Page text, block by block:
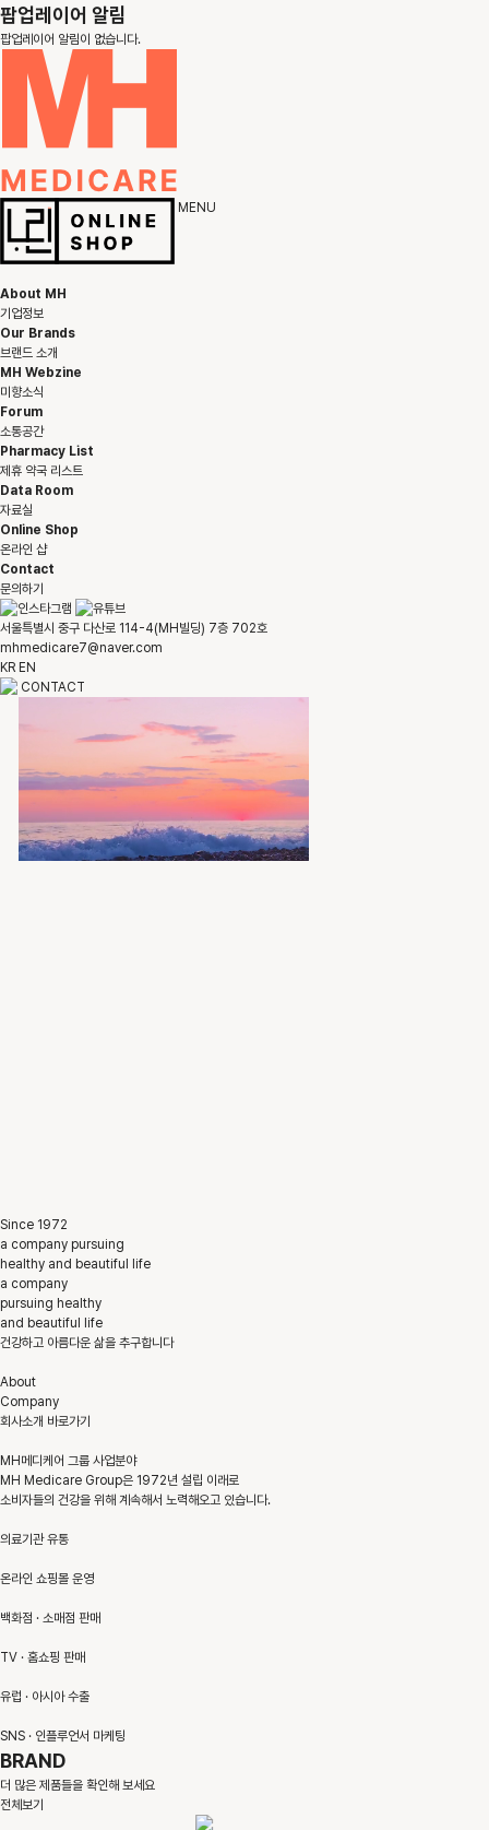
팝업레이어 알림
팝업레이어 알림이 없습니다.
M E N U
About MH
기업정보
Our Brands
브랜드 소개
MH Webzine
미향소식
Forum
소통공간
Pharmacy List
제휴 약국 리스트
Data Room
자료실
Online Shop
온라인 샵
Contact
문의하기
서울특별시 중구 다산로 114-4(MH빌딩) 7층 702호
mhmedicare7@naver.com
KR EN
CONTACT
Since 1972
a company pursuing
healthy and beautiful life
a company
pursuing healthy
and beautiful life
건강하고 아름다운 삶을 추구합니다
About
Company
회사소개 바로가기
MH메디케어 그룹 사업분야
MH Medicare Group은 1972년 설립 이래로
소비자들의 건강을 위해 계속해서 노력해오고 있습니다.
의료기관 유통
온라인 쇼핑몰 운영
백화점 · 소매점 판매
TV · 홈쇼핑 판매
유럽 · 아시아 수출
SNS · 인플루언서 마케팅
BRAND
더 많은 제품들을 확인해 보세요
전체보기